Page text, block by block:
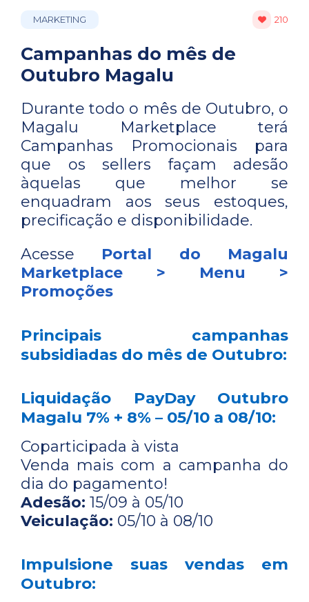
MARKETING 210
Campanhas do mês de
Outubro Magalu
Durante todo o mês de Outubro, o
Magalu Marketplace terá
Campanhas Promocionais para
que os sellers façam adesão
àquelas que melhor se
enquadram aos seus estoques,
precificação e disponibilidade.
Acesse Portal do Magalu
Marketplace > Menu >
Promoções
Principais campanhas
subsidiadas do mês de Outubro:
Liquidação PayDay Outubro
Magalu 7% + 8% – 05/10 a 08/10:
Coparticipada à vista
Venda mais com a campanha do
dia do pagamento!
Adesão: 15/09 à 05/10
Veiculação: 05/10 à 08/10
Impulsione suas vendas em
Outubro: